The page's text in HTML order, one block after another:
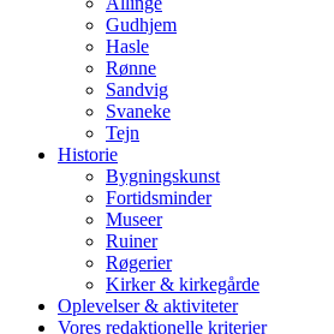
Gudhjem
Hasle
Rønne
Sandvig
Svaneke
Tejn
Historie
Bygningskunst
Fortidsminder
Museer
Ruiner
Røgerier
Kirker & kirkegårde
Oplevelser & aktiviteter
Vores redaktionelle kriterier